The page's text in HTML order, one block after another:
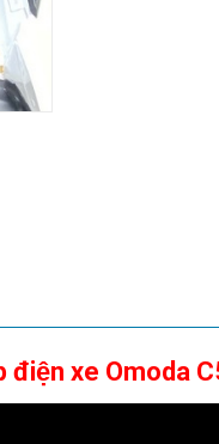
điện xe Omoda